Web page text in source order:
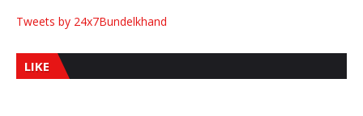
Tweets by 24x7Bundelkhand
LIKE